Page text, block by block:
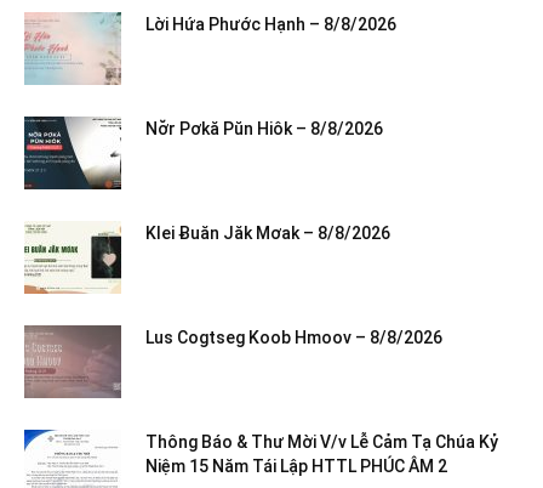
Lời Hứa Phước Hạnh – 8/8/2026
Nơ̆r Pơkă Pŭn Hiôk – 8/8/2026
Klei Ƀuăn Jăk Mơak – 8/8/2026
Lus Cogtseg Koob Hmoov – 8/8/2026
Thông Báo & Thư Mời V/v Lễ Cảm Tạ Chúa Kỷ
Niệm 15 Năm Tái Lập HTTL PHÚC ÂM 2